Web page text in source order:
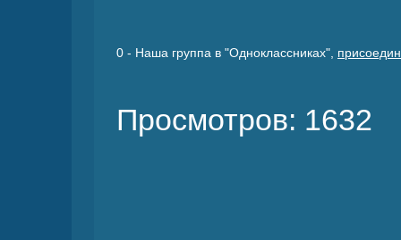
0 - Наша группа в "Одноклассниках",
Просмотров: 1632